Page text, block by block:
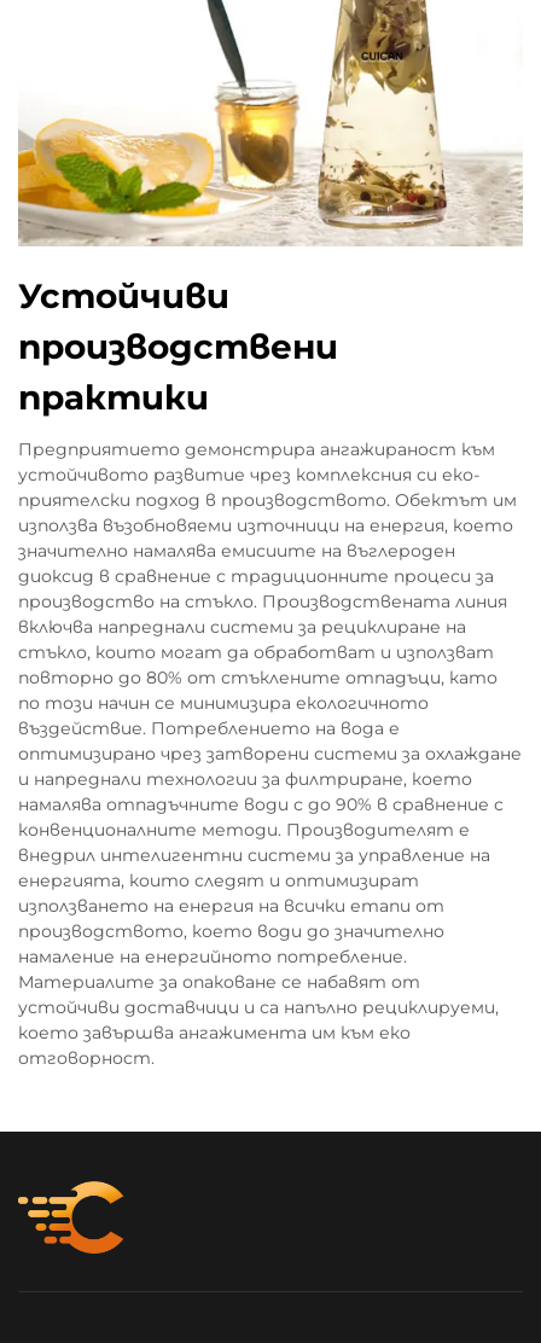
Устойчиви
производствени
практики
Предприятието демонстрира ангажираност към
устойчивото развитие чрез комплексния си еко-
приятелски подход в производството. Обектът им
използва възобновяеми източници на енергия, което
значително намалява емисиите на въглероден
диоксид в сравнение с традиционните процеси за
производство на стъкло. Производствената линия
включва напреднали системи за рециклиране на
стъкло, които могат да обработват и използват
повторно до 80% от стъклените отпадъци, като
по този начин се минимизира екологичното
въздействие. Потреблението на вода е
оптимизирано чрез затворени системи за охлаждане
и напреднали технологии за филтриране, което
намалява отпадъчните води с до 90% в сравнение с
конвенционалните методи. Производителят е
внедрил интелигентни системи за управление на
енергията, които следят и оптимизират
използването на енергия на всички етапи от
производството, което води до значително
намаление на енергийното потребление.
Материалите за опаковане се набавят от
устойчиви доставчици и са напълно рециклируеми,
което завършва ангажимента им към еко
отговорност.